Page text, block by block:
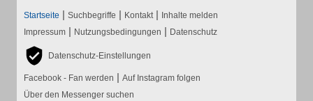
Startseite | Suchbegriffe | Kontakt | Inhalte melden
Impressum | Nutzungsbedingungen | Datenschutz
Datenschutz-Einstellungen
Facebook - Fan werden | Auf Instagram folgen
Über den Messenger suchen